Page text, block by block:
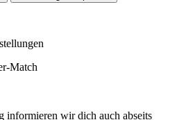
Match
wir dich auch abseits